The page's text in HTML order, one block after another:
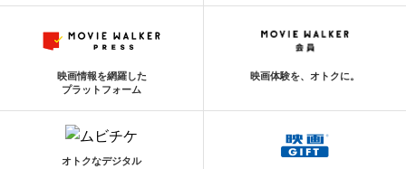
映画情報を網羅した
プラットフォーム
映画体験を、オトクに。
オトクなデジタル